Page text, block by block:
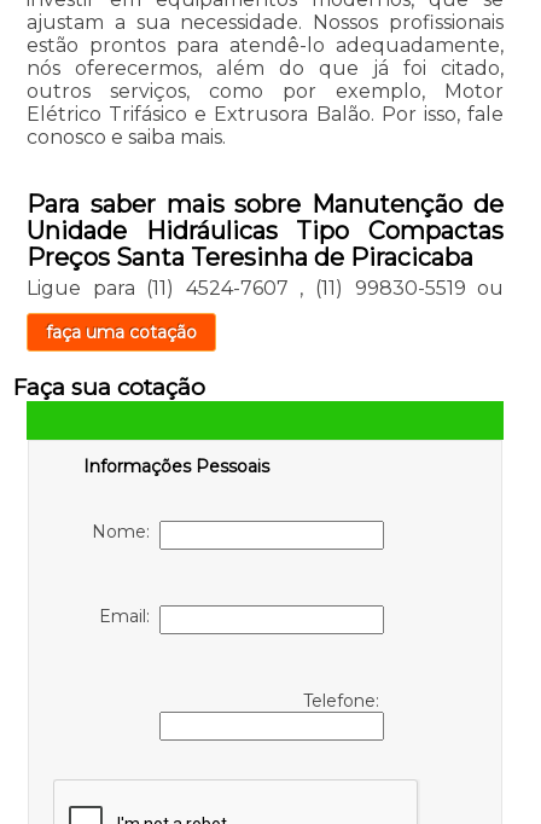
ajustam a sua necessidade. Nossos profissionais
estão prontos para atendê-lo adequadamente,
nós oferecermos, além do que já foi citado,
outros serviços, como por exemplo, Motor
Elétrico Trifásico e Extrusora Balão. Por isso, fale
conosco e saiba mais.
Para saber mais sobre Manutenção de
Unidade Hidráulicas Tipo Compactas
Preços Santa Teresinha de Piracicaba
Ligue para (11) 4524-7607 , (11) 99830-5519 ou
faça uma cotação
Faça sua cotação
Informações Pessoais
Nome:
Email:
Telefone: